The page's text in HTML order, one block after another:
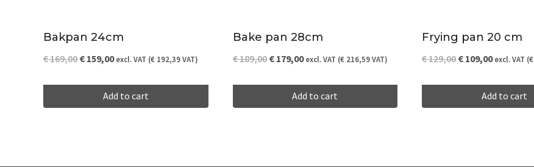
Bakpan 24cm
€169,00 Original
€ 159,00Current
is:
excl. VAT (€ 192,39VAT)
Add to cart
Bake pan 28cm
€189,00 Original
€179,00Current
is:
excl. VAT (€216,59VAT)
Add to cart
Frying pan 20 cm
€129,00 Original
€ 109,00Current
is:
excl. VAT (€
Add to cart